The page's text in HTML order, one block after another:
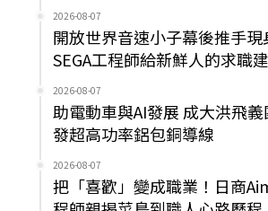
2026-08-07
開放世界音速小子幕後推手現
SEGA工程師給新鮮人的求職
2026-08-07
助電動車與AI發展 成大洪飛
發超高功率鋁包銅導線
2026-08-07
把「喜歡」變成職業！日商